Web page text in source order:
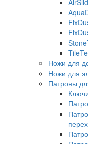
Ножи для
Ножи для
Патроны